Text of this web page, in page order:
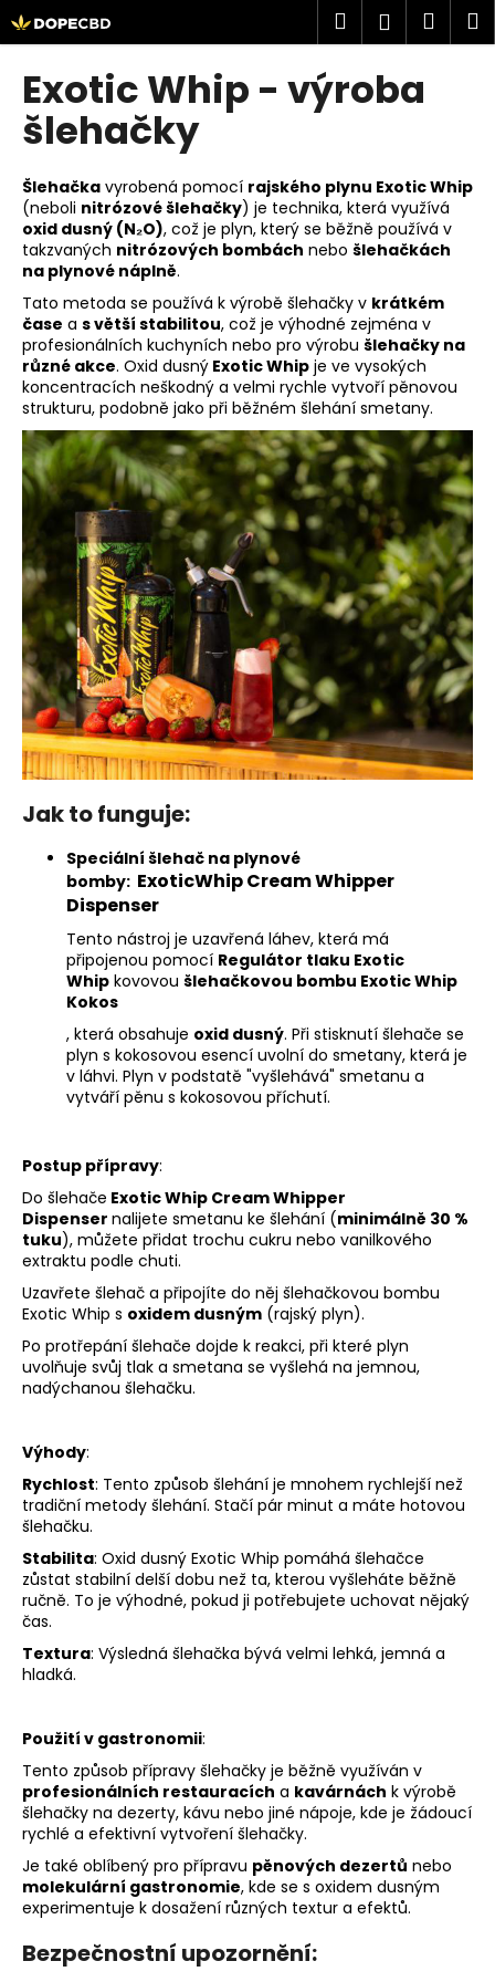
Přejít
na
obsah
Hledat
Exotic Whip - výroba
šlehačky
Šlehačka vyrobená pomocí rajského plynu Exotic Whip
(neboli nitrózové šlehačky) je technika, která využívá
oxid dusný (N₂O), což je plyn, který se běžně používá v
takzvaných nitrózových bombách nebo šlehačkách
na plynové náplně.
Tato metoda se používá k výrobě šlehačky v krátkém
čase a s větší stabilitou, což je výhodné zejména v
profesionálních kuchyních nebo pro výrobu šlehačky na
různé akce. Oxid dusný Exotic Whip je ve vysokých
koncentracích neškodný a velmi rychle vytvoří pěnovou
strukturu, podobně jako při běžném šlehání smetany.
Jak to funguje:
Speciální šlehač na plynové
bomby: ExoticWhip Cream Whipper
Dispenser
Tento nástroj je uzavřená láhev, která má
připojenou pomocí Regulátor tlaku Exotic
Whip kovovou šlehačkovou bombu Exotic Whip
Kokos
, která obsahuje oxid dusný. Při stisknutí šlehače se
plyn s kokosovou esencí uvolní do smetany, která je
v láhvi. Plyn v podstatě "vyšlehává" smetanu a
vytváří pěnu s kokosovou příchutí.
Postup přípravy:
Do šlehače Exotic Whip Cream Whipper
Dispenser nalijete smetanu ke šlehání (minimálně 30 %
tuku), můžete přidat trochu cukru nebo vanilkového
extraktu podle chuti.
Uzavřete šlehač a připojíte do něj šlehačkovou bombu
Exotic Whip s oxidem dusným (rajský plyn).
Po protřepání šlehače dojde k reakci, při které plyn
uvolňuje svůj tlak a smetana se vyšlehá na jemnou,
nadýchanou šlehačku.
Výhody:
Rychlost: Tento způsob šlehání je mnohem rychlejší než
tradiční metody šlehání. Stačí pár minut a máte hotovou
šlehačku.
Stabilita: Oxid dusný Exotic Whip pomáhá šlehačce
zůstat stabilní delší dobu než ta, kterou vyšleháte běžně
ručně. To je výhodné, pokud ji potřebujete uchovat nějaký
čas.
Textura: Výsledná šlehačka bývá velmi lehká, jemná a
hladká.
Použití v gastronomii:
Tento způsob přípravy šlehačky je běžně využíván v
profesionálních restauracích a kavárnách k výrobě
šlehačky na dezerty, kávu nebo jiné nápoje, kde je žádoucí
rychlé a efektivní vytvoření šlehačky.
Je také oblíbený pro přípravu pěnových dezertů nebo
molekulární gastronomie, kde se s oxidem dusným
experimentuje k dosažení různých textur a efektů.
Bezpečnostní upozornění:
K
o
C
o
p
o
t
ř
e
b
u
j
e
t
e
n
j
í
t
?
HLEDAT